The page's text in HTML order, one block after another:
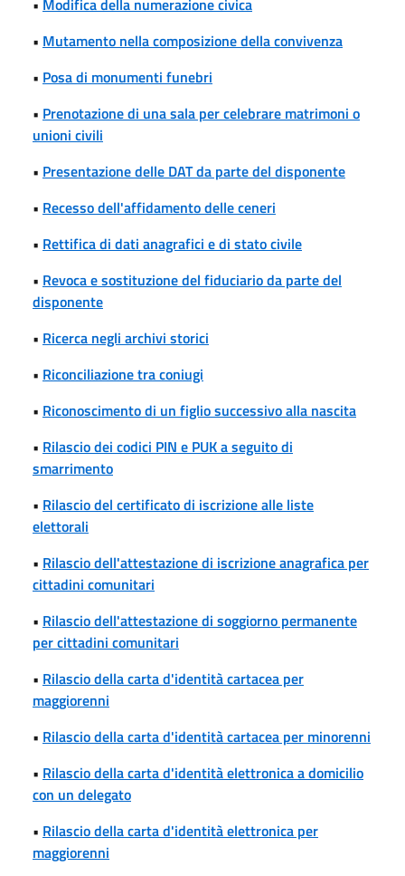
• Mutamento nella composizione della convivenza
• Posa di monumenti funebri
• Prenotazione di una sala per celebrare matrimoni o
unioni civili
• Presentazione delle DAT da parte del disponente
• Recesso dell'affidamento delle ceneri
• Rettifica di dati anagrafici e di stato civile
• Revoca e sostituzione del fiduciario da parte del
disponente
• Ricerca negli archivi storici
• Riconciliazione tra coniugi
• Riconoscimento di un figlio successivo alla nascita
• Rilascio dei codici PIN e PUK a seguito di
smarrimento
• Rilascio del certificato di iscrizione alle liste
elettorali
• Rilascio dell'attestazione di iscrizione anagrafica per
cittadini comunitari
• Rilascio dell'attestazione di soggiorno permanente
per cittadini comunitari
• Rilascio della carta d'identità cartacea per
maggiorenni
• Rilascio della carta d'identità cartacea per minorenni
• Rilascio della carta d'identità elettronica a domicilio
con un delegato
• Rilascio della carta d'identità elettronica per
maggiorenni